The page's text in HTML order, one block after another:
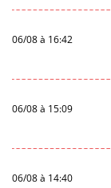
06/08 à 16:42
06/08 à 15:09
06/08 à 14:40